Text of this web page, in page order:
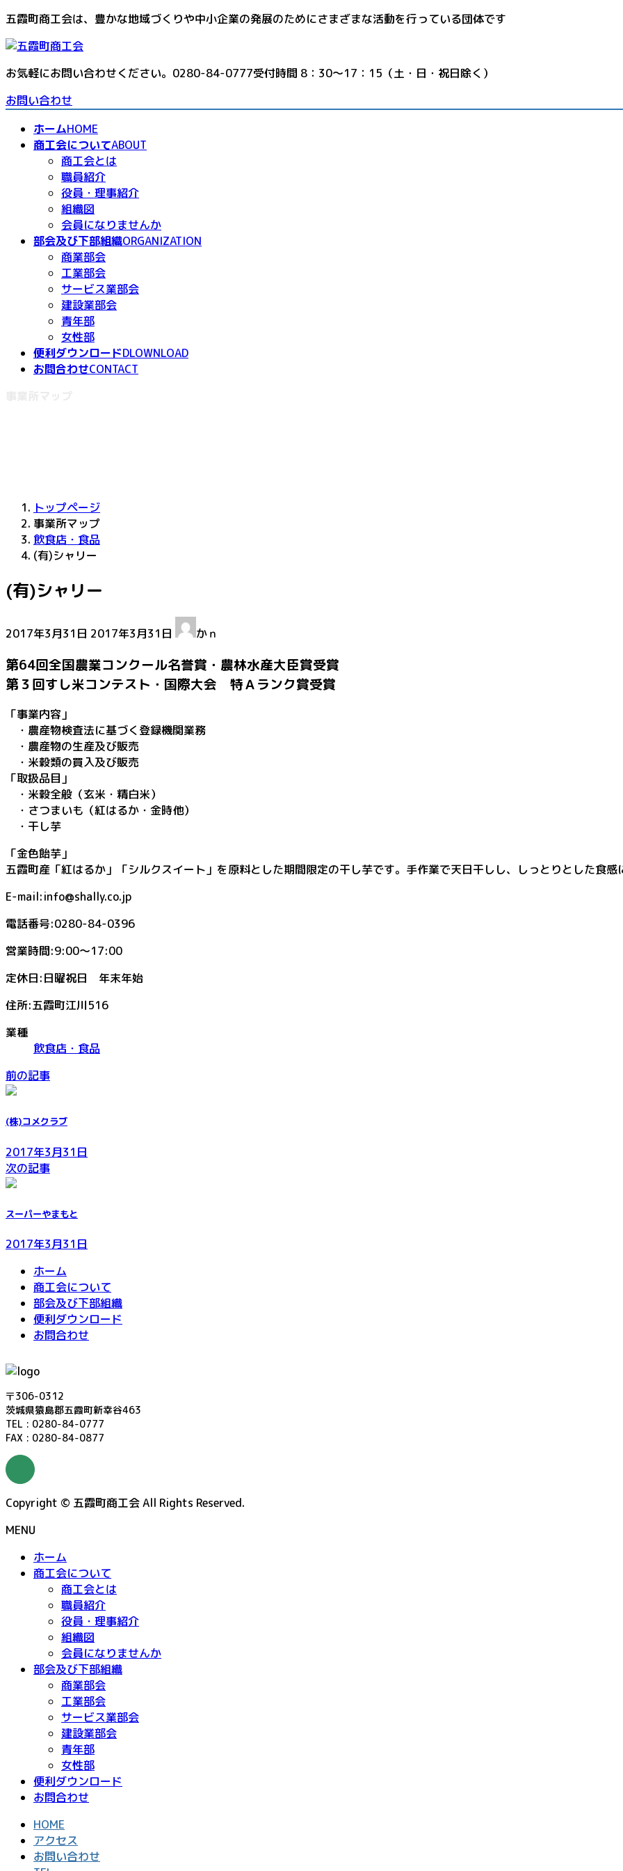
コ
テ
ン
ツ
へ
ス
ナ
ゲ
ー
シ
ョ
ン
五霞町商工会は、豊かな地域づくりや中小企業の発展のためにさまざまな活動を行っている団体です
お気軽にお問い合わせください。 0280-84-0777受付時間 8：30～17：15（土・日・祝日除く）
お問い合わせ
ホームHOME
商工会についてABOUT
商工会とは
職員紹介
役員・理事紹介
組織図
会員になりませんか
部会及び下部組織ORGANIZATION
商業部会
工業部会
サービス業部会
建設業部会
青年部
女性部
便利ダウンロードDLOWNLOAD
お問合わせCONTACT
トップページ
事業所マップ
飲食店・食品
(有)シャリー
(有)シャリー
2017年3月31日 終
更
新
日
2017年3月31日 かｎ
第64回全国農業コンクール名誉賞・農林水産大臣賞受賞
第３回すし米コンテスト・国際大会 特Ａランク賞受賞
「事業内容」
・農産物検査法に基づく登録機関業務
・農産物の生産及び販売
・米穀類の買入及び販売
「取扱品目」
・米穀全般（玄米・精白米）
・さつまいも（紅はるか・金時他）
・干し芋
「金色飴芋」
五霞町産「紅はるか」「シルクスイート」を原料とした期間限定の干し芋です。手作業で天日干しし、しっとりとした食感
E-mail:info@shally.co.jp
電話番号:0280-84-0396
営業時間:9:00～17:00
定休日:日曜祝日 年末年始
住所:五霞町江川516
業種
飲食店・食品
前の記事
(株)コメクラブ
2017年3月31日
次の記事
スーパーやまもと
2017年3月31日
ホーム
商工会について
部会及び下部組織
便利ダウンロード
お問合わせ
〒306-0312
茨城県猿島郡五霞町新幸谷463
TEL : 0280-84-0777
FAX : 0280-84-0877
Copyright © 五霞町商工会 All Rights Reserved.
MENU
ホーム
商工会について
商工会とは
職員紹介
役員・理事紹介
組織図
会員になりませんか
部会及び下部組織
商業部会
工業部会
サービス業部会
建設業部会
青年部
女性部
便利ダウンロード
お問合わせ
HOME
アクセス
お問い合わせ